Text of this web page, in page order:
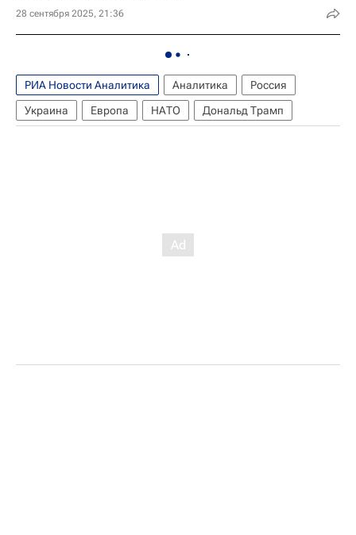
28 сентября 2025, 21:36
РИА Новости Аналитика Аналитика
Россия
Украина
Европа НАТО Дональд Трамп